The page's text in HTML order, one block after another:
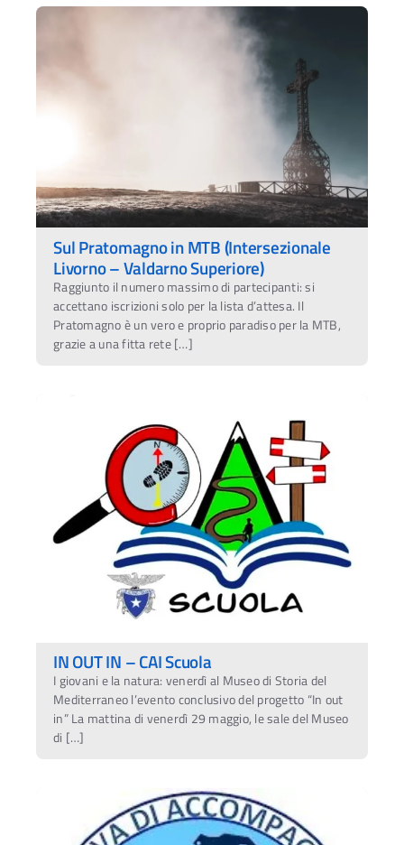
Sul Pratomagno in MTB (Intersezionale
Livorno – Valdarno Superiore)
Raggiunto il numero massimo di partecipanti: si
accettano iscrizioni solo per la lista d’attesa. Il
Pratomagno è un vero e proprio paradiso per la MTB,
grazie a una fitta rete […]
IN OUT IN – CAI Scuola
I giovani e la natura: venerdì al Museo di Storia del
Mediterraneo l’evento conclusivo del progetto “In out
in” La mattina di venerdì 29 maggio, le sale del Museo
di […]